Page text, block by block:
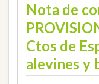
Nota de
Ctos de
alevines y